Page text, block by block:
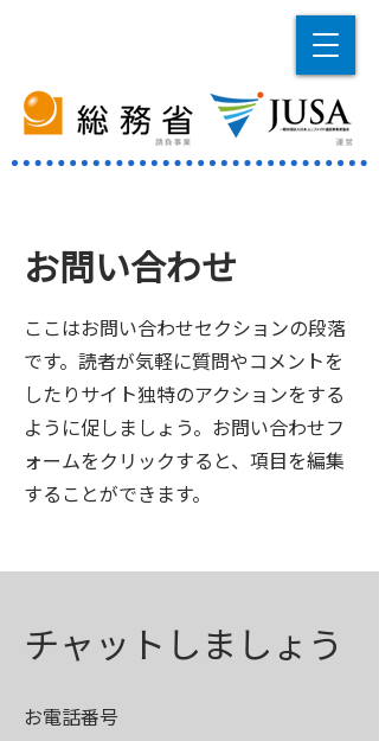
お問い合わせ
ここはお問い合わせセクションの段落
です。読者が気軽に質問やコメントを
したりサイト独特のアクションをする
ように促しましょう。お問い合わせフ
ォームをクリックすると、項目を編集
することができます。
チャットしましょう
お電話番号